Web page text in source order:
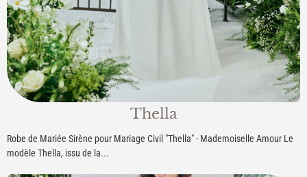
Thella
Robe de Mariée Sirène pour Mariage Civil "Thella" - Mademoiselle Amour Le
modèle Thella, issu de la...